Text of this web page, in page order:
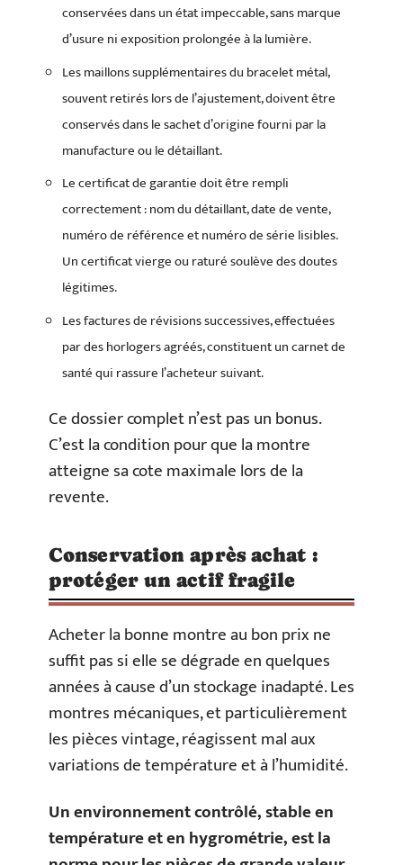
conservées dans un état impeccable, sans marque
d’usure ni exposition prolongée à la lumière.
Les maillons supplémentaires du bracelet métal,
souvent retirés lors de l’ajustement, doivent être
conservés dans le sachet d’origine fourni par la
manufacture ou le détaillant.
Le certificat de garantie doit être rempli
correctement : nom du détaillant, date de vente,
numéro de référence et numéro de série lisibles.
Un certificat vierge ou raturé soulève des doutes
légitimes.
Les factures de révisions successives, effectuées
par des horlogers agréés, constituent un carnet de
santé qui rassure l’acheteur suivant.
Ce dossier complet n’est pas un bonus.
C’est la condition pour que la montre
atteigne sa cote maximale lors de la
revente.
Conservation après achat :
protéger un actif fragile
Acheter la bonne montre au bon prix ne
suffit pas si elle se dégrade en quelques
années à cause d’un stockage inadapté. Les
montres mécaniques, et particulièrement
les pièces vintage, réagissent mal aux
variations de température et à l’humidité.
Un environnement contrôlé, stable en
température et en hygrométrie, est la